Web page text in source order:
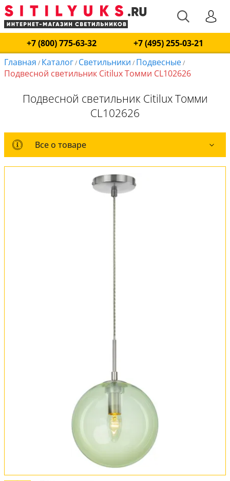
+7 (800) 775-63-32
+7 (495) 255-03-21
Главная / Каталог/ Светильники / Подвесные/
Подвесной светильник Citilux Томми CL102626
Подвесной светильник Citilux Томми
CL102626
Все о товаре
Все о товаре
Комплект лампочек